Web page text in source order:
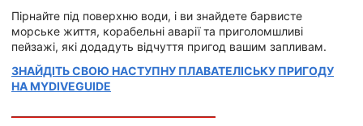
Пірнайте під поверхню води, і ви знайдете барвисте
морське життя, корабельні аварії та приголомшливі
пейзажі, які додадуть відчуття пригод вашим запливам.
ЗНАЙДІТЬ СВОЮ НАСТУПНУ ПЛАВАТЕЛІСЬКУ ПРИГОДУ
НА MYDIVEGUIDE